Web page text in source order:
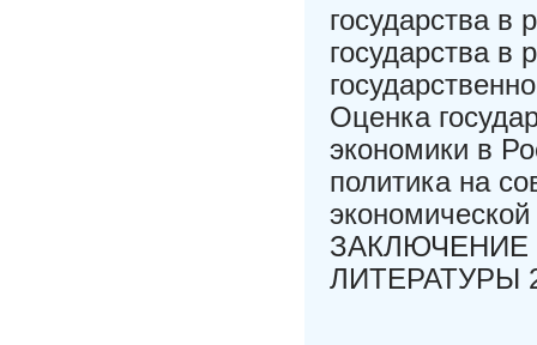
государства
государства
Оценка
экономики в
политика на
ЛИТЕРАТУРЫ